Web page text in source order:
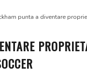
punta a diventare